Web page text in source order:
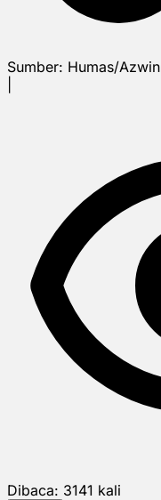
Sumber: Humas/Azwin
Dibaca: 3141 kali